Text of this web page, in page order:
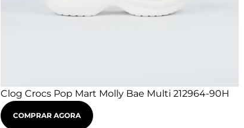
Clog Crocs Pop Mart Molly Bae Multi 212964-90H
COMPRAR AGORA